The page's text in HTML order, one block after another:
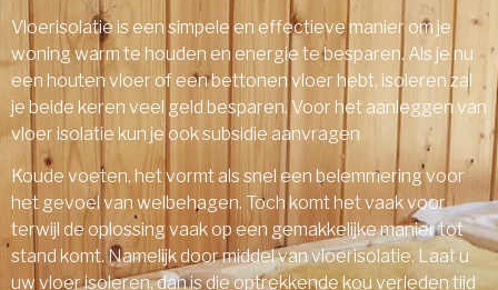
Vloerisolatie is een simpele en effectieve manier om je
woning warm te houden en energie te besparen. Als je nu
een houten vloer of een bettonen vloer hebt, isoleren zal
je beide keren veel geld besparen. Voor het aanleggen van
vloer isolatie kun je ook subsidie aanvragen
Koude voeten, het vormt als snel een belemmering voor
het gevoel van welbehagen. Toch komt het vaak voor
terwijl de oplossing vaak op een gemakkelijke manier tot
stand komt. Namelijk door middel van vloerisolatie. Laat u
uw vloer isoleren, dan is die optrekkende kou verleden tijd